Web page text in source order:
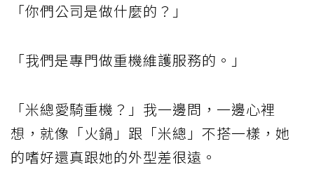
「你們公司是做什麼的？」
「我們是專門做重機維護服務的。」
「米總愛騎重機？」我一邊問，一邊心裡
想，就像「火鍋」跟「米總」不搭一樣，她
的嗜好還真跟她的外型差很遠。